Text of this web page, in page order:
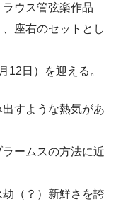
ウス管弦楽作品
座右のセットとし
12日）を迎える。
すような熱気があ
ームスの方法に近
（？）新鮮さを誇